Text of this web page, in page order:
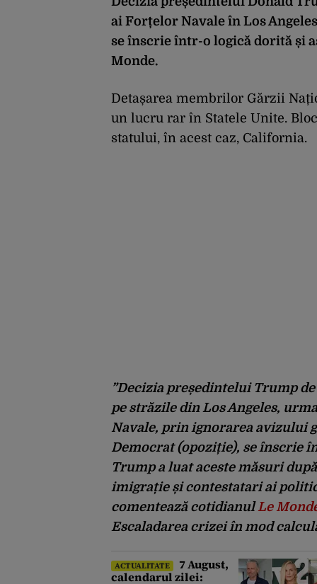
ai Forțelor Navale în Los
se înscrie într-o logică dorită și
Monde.
Detașarea membrilor Gărzii
un lucru rar în Statele Unite.
statului, în acest caz, California.
”Decizia președintelui Trump
pe străzile din Los Angeles,
Navale, prin ignorarea avizului
Democrat (opoziție), se înscrie
Trump a luat aceste măsuri
imigrație și contestatari ai
comentează cotidianulLe
Escaladarea crizei în mod
ACTUALITATE
7 August,
calendarul zilei: